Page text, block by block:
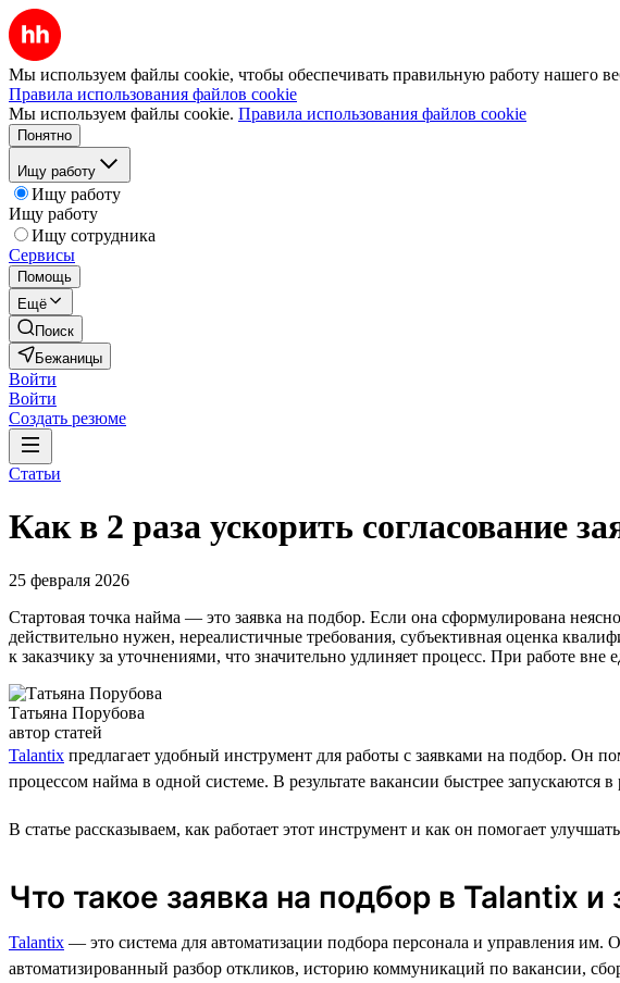
Мы используем файлы cookie, чтобы обеспечивать правильную работу нашего
Правила использования файлов cookie
Мы используем файлы cookie. Правила использования файлов cookie
Понятно
Ищу работу
Ищу работу
Ищу работу
Ищу сотрудника
Сервисы
Помощь
Ещё
Поиск
Бежаницы
Войти
Войти
Создать резюме
Статьи
Как в 2 раза ускорить согласование
25 февраля 2026
Стартовая точка найма — это заявка на подбор. Если она сформулирована
действительно нужен, нереалистичные требования, субъективная оценка
к заказчику за уточнениями, что значительно удлиняет процесс. При работе
Татьяна Порубова
автор статей
Talantix предлагает удобный инструмент для работы с заявками на подбор. Он
процессом найма в одной системе. В результате вакансии быстрее запускаются
В статье рассказываем, как работает этот инструмент и как он помогает
Что такое заявка на подбор в Talantix
Talantix — это система для автоматизации подбора персонала и управления им.
автоматизированный разбор откликов, историю коммуникаций по вакансии,